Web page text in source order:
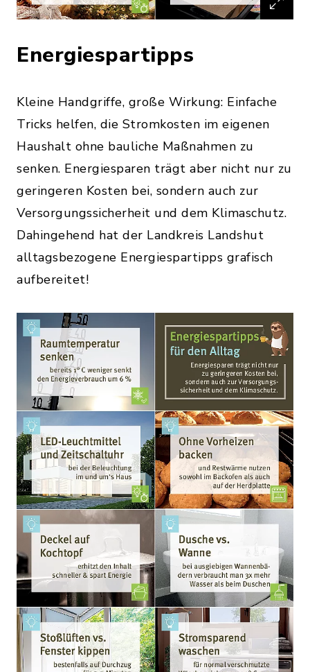
Energiespartipps
Kleine Handgriffe, große Wirkung: Einfache
Tricks helfen, die Stromkosten im eigenen
Haushalt ohne bauliche Maßnahmen zu
senken. Energiesparen trägt aber nicht nur zu
geringeren Kosten bei, sondern auch zur
Versorgungssicherheit und dem Klimaschutz.
Dahingehend hat der Landkreis Landshut
alltagsbezogene Energiespartipps grafisch
aufbereitet!